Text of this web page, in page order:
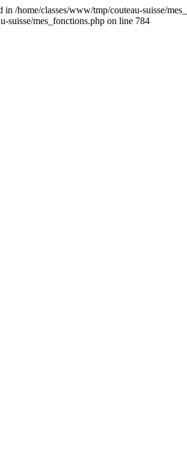
/home/classes/www/tmp/couteau-suisse/
suisse/mes_fonctions.php on line 784